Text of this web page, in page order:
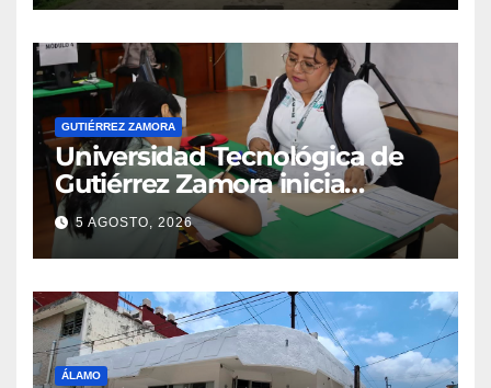
COMETUR
GUTIÉRREZ ZAMORA
Universidad Tecnológica de
Gutiérrez Zamora inicia
inscripciones para el ciclo
escolar 2026–2027
5 AGOSTO, 2026
ÁLAMO